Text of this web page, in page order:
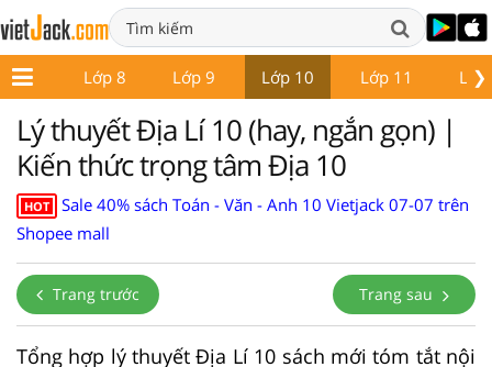
❯
7 Lớp 8 Lớp 9 Lớp 10 Lớp 11
Lý thuyết Địa Lí 10 (hay, ngắn gọn) |
Kiến thức trọng tâm Địa 10
HOT
Sale 40% sách Toán - Văn - Anh 10 Vietjack 07-07 trên
Shopee mall
Trang trước Trang sau
Tổng hợp lý thuyết Địa Lí 10 sách mới tóm tắt nội